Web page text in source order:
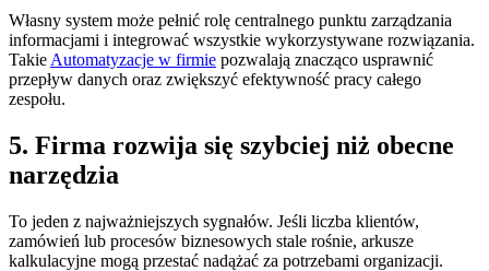
Własny system może pełnić rolę centralnego punktu zarządzania
informacjami i integrować wszystkie wykorzystywane rozwiązania.
Takie Automatyzacje w firmie pozwalają znacząco usprawnić
przepływ danych oraz zwiększyć efektywność pracy całego
zespołu.
5. Firma rozwija się szybciej niż obecne
narzędzia
To jeden z najważniejszych sygnałów. Jeśli liczba klientów,
zamówień lub procesów biznesowych stale rośnie, arkusze
kalkulacyjne mogą przestać nadążać za potrzebami organizacji.